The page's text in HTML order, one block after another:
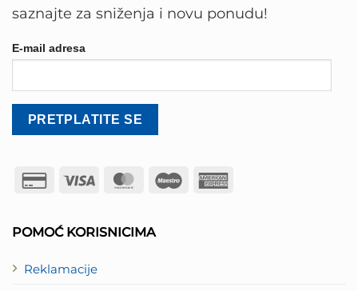
POMOĆ KORISNICIMA
Reklamacije
saznajte za sniženja i novu ponudu!
E-mail adresa
Credit
Visa MasterCard
Maestro